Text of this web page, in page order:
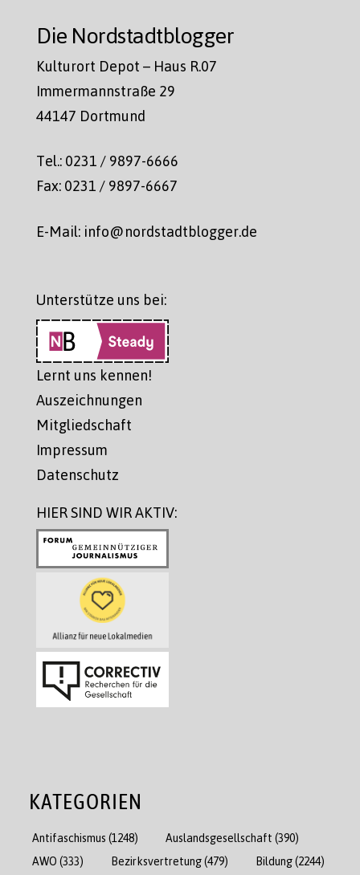
Die Nordstadtblogger
Kulturort Depot – Haus R.07
Immermannstraße 29
44147 Dortmund
Tel.: 0231 / 9897-6666
Fax: 0231 / 9897-6667
E-Mail: info@nordstadtblogger.de
Unterstütze uns bei:
Lernt uns kennen!
Auszeichnungen
Mitgliedschaft
Impressum
Datenschutz
HIER SIND WIR AKTIV:
KATEGORIEN
Antifaschismus (1248) Auslandsgesellschaft (390)
AWO (333) Bezirksvertretung(479) Bildung(2244)